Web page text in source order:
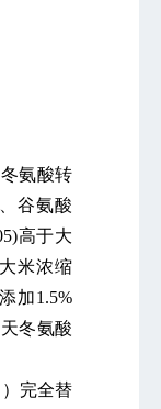
氨酸转
谷氨酸
高于大
米浓缩
加1.5%
冬氨酸
完全替